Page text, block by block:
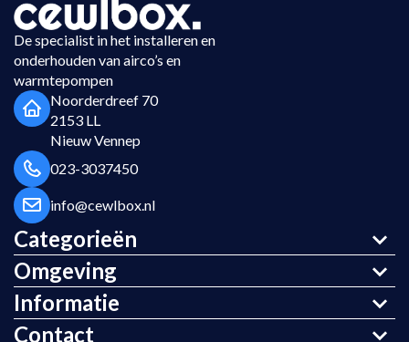
De specialist in het installeren en
onderhouden van airco’s en
warmtepompen
Noorderdreef 70
2153 LL
Nieuw Vennep
023-3037450
info@cewlbox.nl
Categorieën
Omgeving
Informatie
Contact